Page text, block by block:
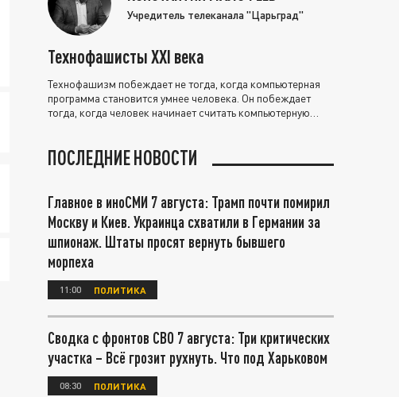
Учредитель телеканала "Царьград"
Технофашисты XXI века
Технофашизм побеждает не тогда, когда компьютерная
программа становится умнее человека. Он побеждает
тогда, когда человек начинает считать компьютерную
ПОСЛЕДНИЕ НОВОСТИ
Главное в иноСМИ 7 августа: Трамп почти помирил
Москву и Киев. Украинца схватили в Германии за
шпионаж. Штаты просят вернуть бывшего
морпеха
11:00 ПОЛИТИКА
Сводка с фронтов СВО 7 августа: Три критических
участка – Всё грозит рухнуть. Что под Харьковом
08:30 ПОЛИТИКА